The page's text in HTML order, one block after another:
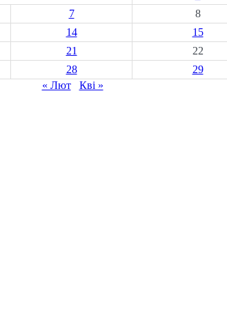
7 8
14 15
21 22
28 29
« Лют
Кві »